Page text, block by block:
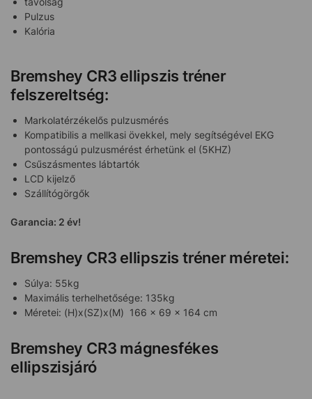
Pulzus
Kalória
Bremshey CR3 ellipszis tréner
felszereltség:
Markolatérzékelős pulzusmérés
Kompatibilis a mellkasi övekkel, mely segítségével EKG
pontosságú pulzusmérést érhetünk el (5KHZ)
Csűszásmentes lábtartók
LCD kijelző
Szállítógörgők
Garancia: 2 év!
Bremshey CR3 ellipszis tréner méretei:
Súlya: 55kg
Maximális terhelhetősége: 135kg
Méretei: (H)x(SZ)x(M) 166 x 69 x 164 cm
Bremshey CR3 mágnesfékes
ellipszisjáró